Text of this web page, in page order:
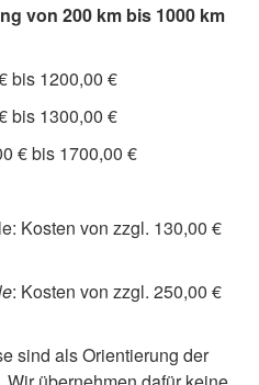
von 200 km bis 1000 km
bis 1200,00 €
bis 1300,00 €
€ bis 1700,00 €
Kosten von zzgl. 130,00 €
: Kosten von zzgl. 250,00 €
sind als Orientierung der